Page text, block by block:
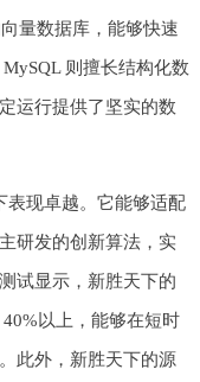
量数据库，能够快速
则擅长结构化数
运行提供了坚实的数
表现卓越。它能够适配
研发的创新算法，实
试显示，新胜天下的
以上，能够在短时
此外，新胜天下的源